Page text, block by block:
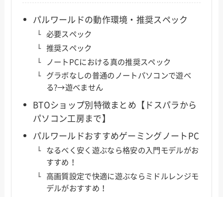
パルワールドの動作環境・推奨スペック
必要スペック
推奨スペック
ノートPCにおける真の推奨スペック
グラボなしの普通のノートパソコンで遊べ
る?→遊べません
BTOショップ別特徴まとめ【ドスパラから
パソコン工房まで】
パルワールドおすすめゲーミングノートPC
なるべく安く遊ぶなら格安の入門モデルがお
すすめ！
高画質設定で快適に遊ぶならミドルレンジモ
デルがおすすめ！